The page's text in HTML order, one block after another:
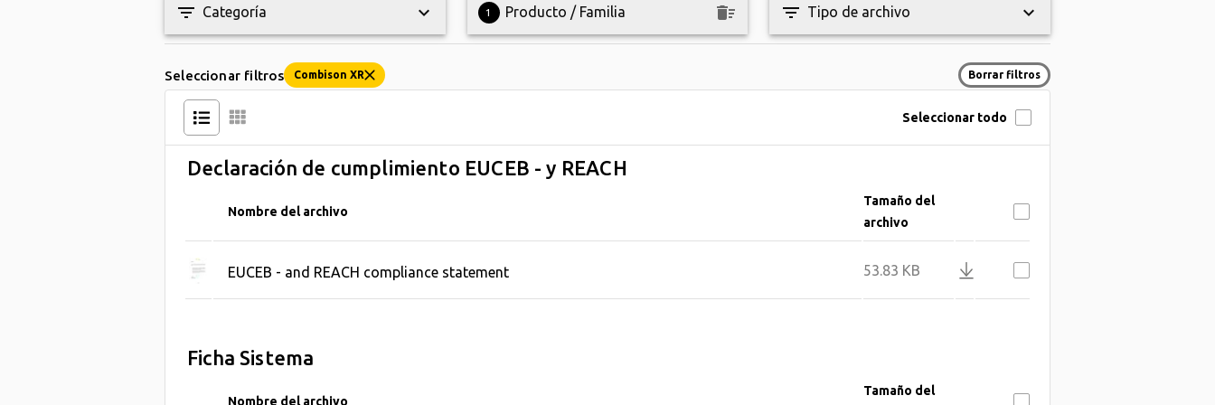
filter_list Categoría keyboard_arrow_down 1 Producto / Familia keyboard_arrow_down
delete_sweep filter_list Tipo de archivo keyboard_arrow_down
Seleccionar filtros Combison XR Borrar filtros
Seleccionar todo
Declaración de cumplimiento EUCEB - y REACH
Nombre del archivo
Tamaño del
archivo
EUCEB - and REACH compliance statement 53.83 KB
Ficha Sistema
Nombre del archivo
Tamaño del